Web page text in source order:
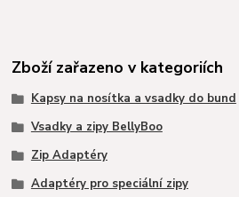
Zboží zařazeno v kategoriích
Kapsy na nosítka a vsadky do bund
Vsadky a zipy BellyBoo
Zip Adaptéry
Adaptéry pro speciální zipy